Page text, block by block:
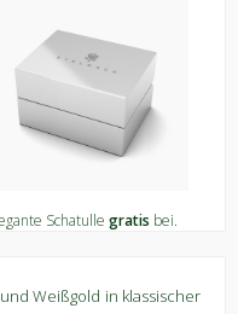
Schatulle gratis bei.
Weißgold in klassischer